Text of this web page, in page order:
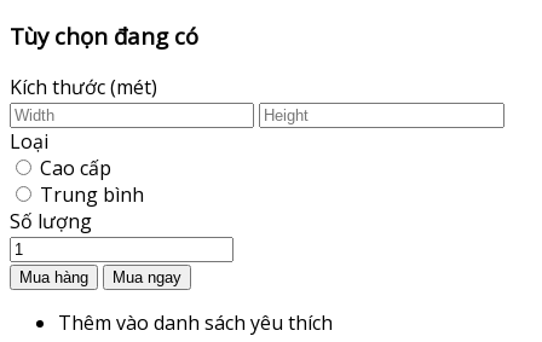
Tùy chọn đang có
Kích thước (mét)
Loại
Cao cấp
Trung bình
Số lượng
Thêm vào danh sách yêu thích